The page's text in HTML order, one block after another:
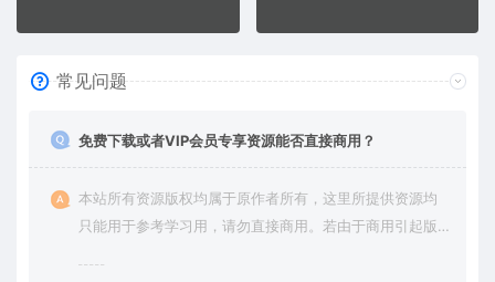
常见问题
免费下载或者VIP会员专享资源能否直接商用？
本站所有资源版权均属于原作者所有，这里所提供资源均
只能用于参考学习用，请勿直接商用。若由于商用引起版